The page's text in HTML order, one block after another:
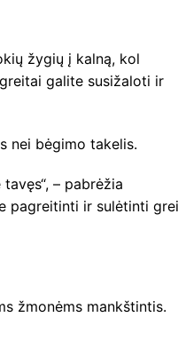
žygių į kalną, kol
galite susižaloti ir
nei bėgimo takelis.
– pabrėžia
pagreitinti ir sulėtinti
žmonėms mankštintis.